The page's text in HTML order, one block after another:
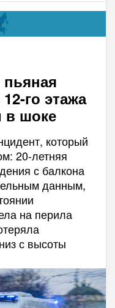
го этажа
шоке
который
20-летняя
с балкона
данным,
на перила
с высоты